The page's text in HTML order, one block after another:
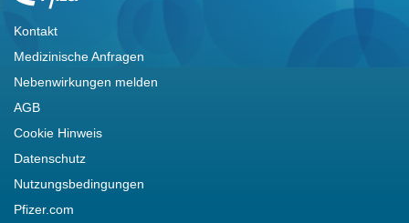
Footer
Kontakt
Medizinische Anfragen
Nebenwirkungen melden
AGB
Cookie Hinweis
Datenschutz
Nutzungsbedingungen
Pfizer.com